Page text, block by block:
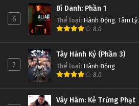
6
Bí Danh: Phần 1
Thể loại: Hành Động, Tâm Lý,
8.0
7
Tây Hành Kỷ (Phần 3)
Thể loại: Hành Động
8.0
Vây Hãm: Kẻ Trừng Phạt